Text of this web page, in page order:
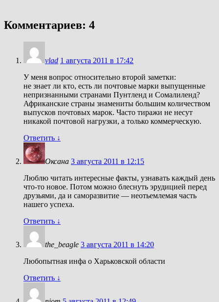
Комментариев: 4
vlad 1 августа 2011 в 17:42
У меня вопрос относительно второй заметки:
не знает ли кто, есть ли почтовые марки выпущенные
непризнанными странами Пунтленд и Сомалиленд?
Африканские страны знамениты большим количеством
выпусков почтовых марок. Часто тиражи не несут
никакой почтовой нагрузки, а только коммерческую.
Ответить ↓
Оксана 3 августа 2011 в 12:15
Люблю читать интересные факты, узнавать каждый день
что-то новое. Потом можно блеснуть эрудицией перед
друзьями, да и саморазвитие — неотьемлемая часть
нашего успеха.
Ответить ↓
the_beagle 3 августа 2011 в 14:20
Любопытная инфа о Харьковской области
Ответить ↓